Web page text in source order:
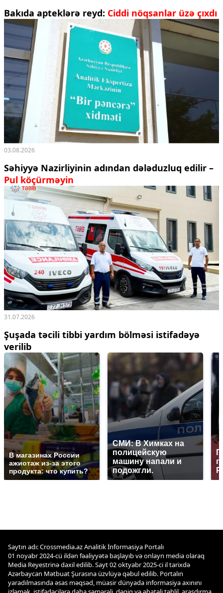
Bakıda apteklərə reyd: Ciddi nöqsanlar üzə çıxdı
03.08.2026
Səhiyyə Nazirliyinin adından dələduzluq edilir –
Pul köçürməyin
31.07.2026
Şuşada təcili tibbi yardım bölməsi istifadəyə
verilib
В магазинах России
ажиотаж из-за этого
продукта: что купить?
СМИ: В Химках на
полицейскую
машину напали и
подожгли.
Saytın adı: Crossmedia.az Analitik İnformasiya Portalı
01 noyabr 2024-cü ildən fəaliyyətə başlayıb və onlayn media olaraq
Media Reyestrinə daxil edilib. Sayt 02 oktyabr 2025-ci il tarixdə
Azərbaycan Mətbuat Şurasına üzvlüyə qəbul edilib. Portalın
yaradılmasında əsas məqsəd, müasir dünyada informasiya axınını